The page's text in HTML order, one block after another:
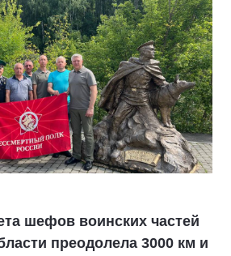
шефов воинских частей
преодолела 3000 км и